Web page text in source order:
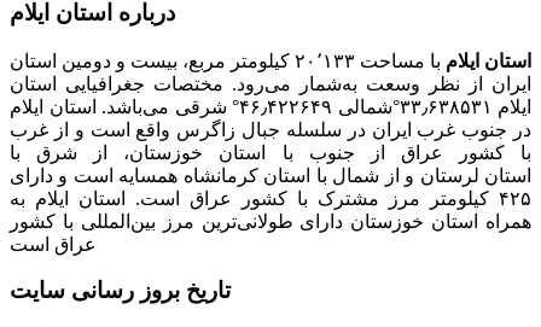
درباره استان ایلام
استان ایلام
با مساحت ۲۰٬۱۳۳ کیلومتر مربع، بیست و دومین استان
ایران از نظر وسعت به‌شمار می‌رود. مختصات جغرافیایی استان
ایلام ۳۳٫۶۳۸۵۳۱°شمالی ۴۶٫۴۲۲۶۴۹° شرقی می‌باشد. استان ایلام
در جنوب غرب ایران در سلسله جبال زاگرس واقع است و از غرب
با کشور عراق از جنوب با استان خوزستان، از شرق با
استان لرستان و از شمال با استان کرمانشاه همسایه است و دارای
۴۲۵ کیلومتر مرز مشترک با کشور عراق است. استان ایلام به
همراه استان خوزستان دارای طولانی‌ترین مرز بین‌المللی با کشور
عراق است
تاریخ بروز رسانی سایت